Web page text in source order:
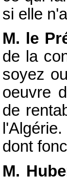
si elle
M. le
de la
soyez
oeuvre
de
dont
M.